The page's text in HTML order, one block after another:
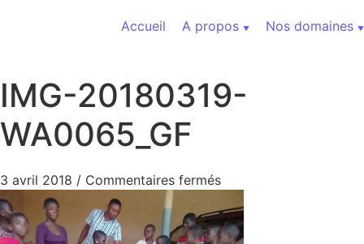
Accueil
A propos Nos domaines
IMG-20180319-
WA0065_GF
3 avril 2018 / Commentaires ferméssur IMG-20180319-